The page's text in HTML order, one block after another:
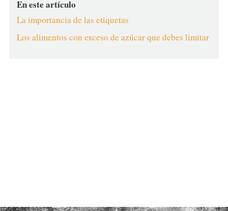
En este artículo
La importancia de las etiquetas
Los alimentos con exceso de azúcar que debes limitar